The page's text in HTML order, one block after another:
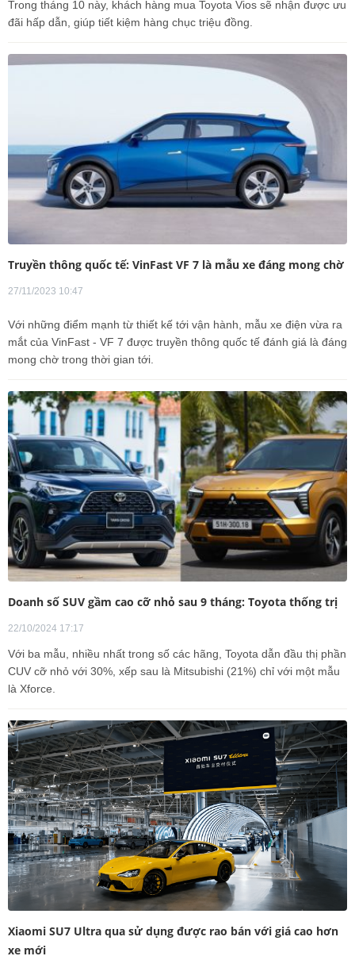
Trong tháng 10 này, khách hàng mua Toyota Vios sẽ nhận được ưu
đãi hấp dẫn, giúp tiết kiệm hàng chục triệu đồng.
Truyền thông quốc tế: VinFast VF 7 là mẫu xe đáng mong chờ
27/11/2023 10:47
Với những điểm mạnh từ thiết kế tới vận hành, mẫu xe điện vừa ra
mắt của VinFast - VF 7 được truyền thông quốc tế đánh giá là đáng
mong chờ trong thời gian tới.
Doanh số SUV gầm cao cỡ nhỏ sau 9 tháng: Toyota thống trị
22/10/2024 17:17
Với ba mẫu, nhiều nhất trong số các hãng, Toyota dẫn đầu thị phần
CUV cỡ nhỏ với 30%, xếp sau là Mitsubishi (21%) chỉ với một mẫu
là Xforce.
Xiaomi SU7 Ultra qua sử dụng được rao bán với giá cao hơn
xe mới